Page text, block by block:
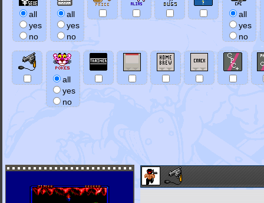
all
yes
no
all
yes
no
all
yes
no
all
yes
no